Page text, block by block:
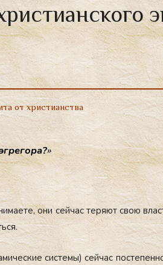
от христианства
»
они сей­час те­ря­ют свою
сис­те­мы) сей­час